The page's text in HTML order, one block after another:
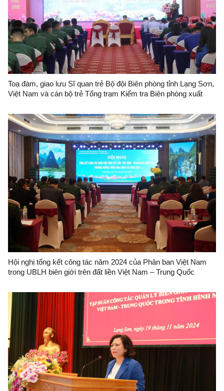
Toạ đàm, giao lưu Sĩ quan trẻ Bộ đội Biên phòng tỉnh Lạng Sơn,
Việt Nam và cán bộ trẻ Tổng trạm Kiểm tra Biên phòng xuất
Hội nghị tổng kết công tác năm 2024 của Phân ban Việt Nam
trong UBLH biên giới trên đất liền Việt Nam – Trung Quốc